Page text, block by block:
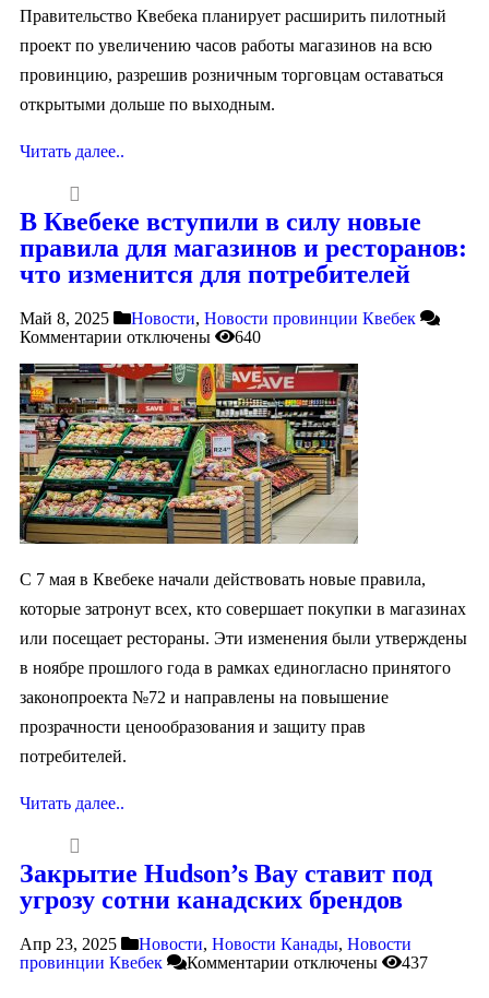
Правительство Квебека планирует расширить пилотный
проект по увеличению часов работы магазинов на всю
провинцию, разрешив розничным торговцам оставаться
открытыми дольше по выходным.
Читать далее..
В Квебеке вступили в силу новые
правила для магазинов и ресторанов:
что изменится для потребителей
Май 8, 2025 Новости, Новости провинции Квебек
Комментарии отключены 640
С 7 мая в Квебеке начали действовать новые правила,
которые затронут всех, кто совершает покупки в магазинах
или посещает рестораны. Эти изменения были утверждены
в ноябре прошлого года в рамках единогласно принятого
законопроекта №72 и направлены на повышение
прозрачности ценообразования и защиту прав
потребителей.
Читать далее..
Закрытие Hudson’s Bay ставит под
угрозу сотни канадских брендов
Апр 23, 2025 Новости, Новости Канады, Новости
провинции Квебек
Комментарии отключены 437